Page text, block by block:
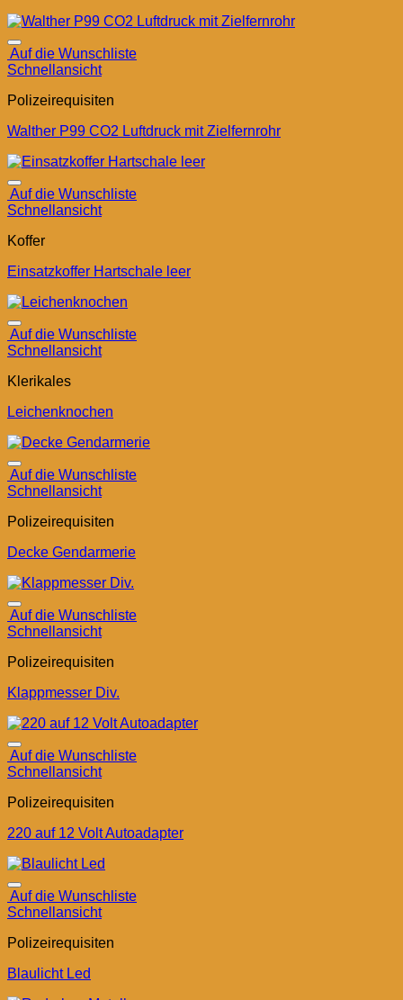
Auf die Wunschliste
Schnellansicht
Polizeirequisiten
Walther P99 CO2 Luftdruck mit Zielfernrohr
Auf die Wunschliste
Schnellansicht
Koffer
Einsatzkoffer Hartschale leer
Auf die Wunschliste
Schnellansicht
Klerikales
Leichenknochen
Auf die Wunschliste
Schnellansicht
Polizeirequisiten
Decke Gendarmerie
Auf die Wunschliste
Schnellansicht
Polizeirequisiten
Klappmesser Div.
Auf die Wunschliste
Schnellansicht
Polizeirequisiten
220 auf 12 Volt Autoadapter
Auf die Wunschliste
Schnellansicht
Polizeirequisiten
Blaulicht Led